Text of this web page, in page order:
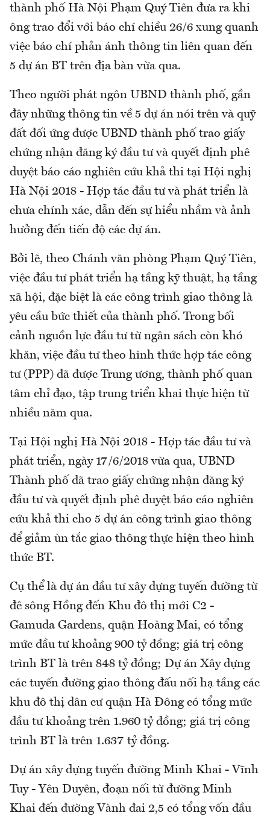
thành phố Hà Nội Phạm Quý Tiên đưa ra khi
ông trao đổi với báo chí chiều 26/6 xung quanh
việc báo chí phản ánh thông tin liên quan đến
5 dự án BT trên địa bàn vừa qua.
Theo người phát ngôn UBND thành phố, gần
đây những thông tin về 5 dự án nói trên và quỹ
đất đối ứng được UBND thành phố trao giấy
chứng nhận đăng ký đầu tư và quyết định phê
duyệt báo cáo nghiên cứu khả thi tại Hội nghị
Hà Nội 2018 - Hợp tác đầu tư và phát triển là
chưa chính xác, dẫn đến sự hiểu nhầm và ảnh
hưởng đến tiến độ các dự án.
Bởi lẽ, theo Chánh văn phòng Phạm Quý Tiên,
việc đầu tư phát triển hạ tầng kỹ thuật, hạ tầng
xã hội, đặc biệt là các công trình giao thông là
yêu cầu bức thiết của thành phố. Trong bối
cảnh nguồn lực đầu tư từ ngân sách còn khó
khăn, việc đầu tư theo hình thức hợp tác công
tư (PPP) đã được Trung ương, thành phố quan
tâm chỉ đạo, tập trung triển khai thực hiện từ
nhiều năm qua.
Tại Hội nghị Hà Nội 2018 - Hợp tác đầu tư và
phát triển, ngày 17/6/2018 vừa qua, UBND
Thành phố đã trao giấy chứng nhận đăng ký
đầu tư và quyết định phê duyệt báo cáo nghiên
cứu khả thi cho 5 dự án công trình giao thông
để giảm ùn tắc giao thông thực hiện theo hình
thức BT.
Cụ thể là dự án đầu tư xây dựng tuyến đường từ
đê sông Hồng đến Khu đô thị mới C2 -
Gamuda Gardens, quận Hoàng Mai, có tổng
mức đầu tư khoảng 900 tỷ đồng; giá trị công
trình BT là trên 848 tỷ đồng; Dự án Xây dựng
các tuyến đường giao thông đấu nối hạ tầng các
khu đô thị dân cư quận Hà Đông có tổng mức
đầu tư khoảng trên 1.960 tỷ đồng; giá trị công
trình BT là trên 1.637 tỷ đồng.
Dự án xây dựng tuyến đường Minh Khai - Vĩnh
Tuy - Yên Duyên, đoạn nối từ đường Minh
Khai đến đường Vành đai 2,5 có tổng vốn đầu